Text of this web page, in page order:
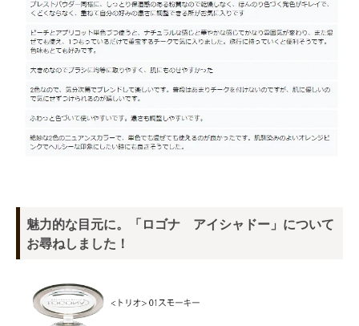
魅力的な目元に。「ロゴナ アイシャドー」について
お尋ねしました！